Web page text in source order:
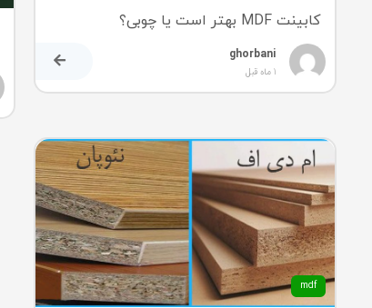
کابینت MDF بهتر است یا چوبی؟
ghorbani
1 ماه قبل
mdf